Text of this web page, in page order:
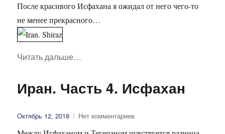
После красивого Исфахана я ожидал от него чего-то
не менее прекрасного…
Читать дальше«Иран. Часть 5. Шираз и Персеполис»
…
Иран. Часть 4. Исфахан
Опубликовано
Октябрь 12, 2018 Нет комментариев